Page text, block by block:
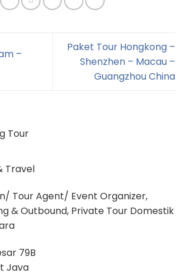
–
Paket Tour Hongkong –
Shenzhen – Macau –
Guangzhou China
Tour
Travel
Tour Agent/ Event Organizer,
& Outbound, Private Tour Domestik
79B
Java